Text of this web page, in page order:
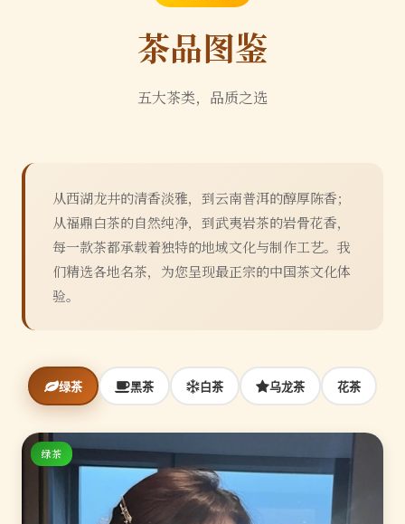
茶品图鉴
五大茶类，品质之选
从西湖龙井的清香淡雅，到云南普洱的醇厚陈香；
从福鼎白茶的自然纯净，到武夷岩茶的岩骨花香，
每一款茶都承载着独特的地域文化与制作工艺。我
们精选各地名茶，为您呈现最正宗的中国茶文化体
验。
绿茶 黑茶 白茶 乌龙茶 花茶
绿茶